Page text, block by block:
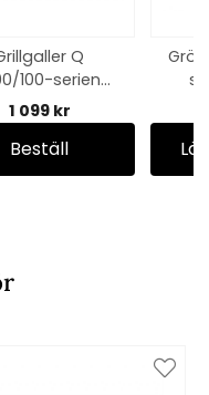
Q
100-serien
än 2025
modell)
1 099 kr
Beställ